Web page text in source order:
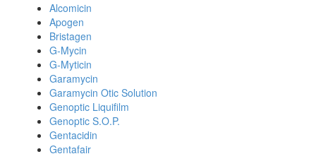
Alcomicin
Apogen
Bristagen
G-Mycin
G-Myticin
Garamycin
Garamycin Otic Solution
Genoptic Liquifilm
Genoptic S.O.P.
Gentacidin
Gentafair